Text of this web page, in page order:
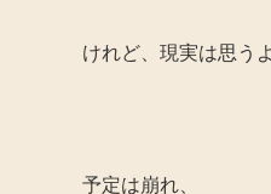
けれど、現実は思う
予定は崩れ、